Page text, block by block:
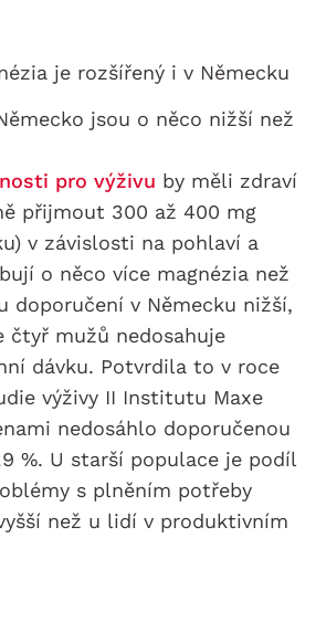
je rozšířený i v Německu
jsou o něco nižší než
pro výživu by měli zdraví
přijmout 300 až 400 mg
v závislosti na pohlaví a
o něco více magnézia než
doporučení v Německu nižší,
čtyř mužů nedosahuje
dávku. Potvrdila to v roce
výživy II Institutu Maxe
nedosáhlo doporučenou
%. U starší populace je podíl
s plněním potřeby
než u lidí v produktivním